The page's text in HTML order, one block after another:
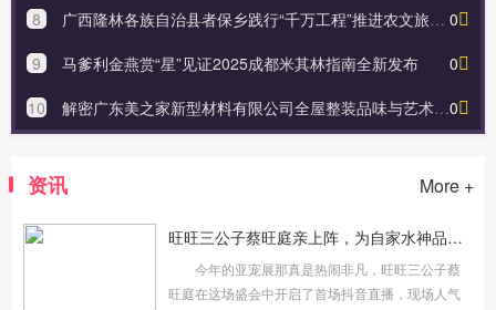
0
8
广西隆林各族自治县者保乡践行“千万工程”推进农文旅深度融合
0
9
马爹利金燕赏“星”见证2025成都米其林指南全新发布
0
10 解密广东美之家新型材料有限公司全屋整装品味与艺术交融的空间
资讯 More +
旺旺三公子蔡旺庭亲上阵，为自家水神品牌直播引爆亚宠展
今年的亚宠展那真是热闹非凡，旺旺三公子蔡
旺庭在这场盛会中开启了首场抖音直播，现场人气